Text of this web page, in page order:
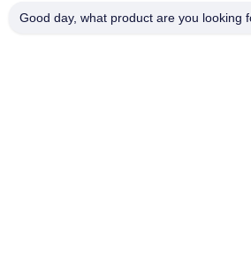
Malendraaibank meten
Good day, what product are you looking